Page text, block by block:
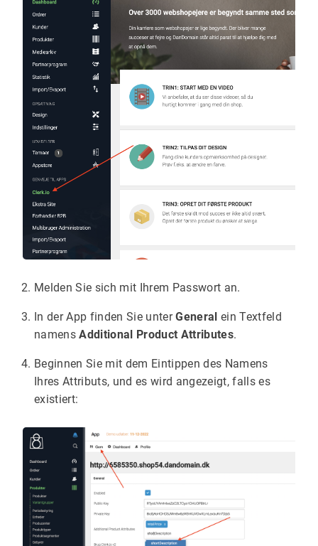
Melden Sie sich mit Ihrem Passwort an.
In der App finden Sie unterGeneral ein Textfeld
namensAdditional Product Attributes.
Beginnen Sie mit dem Eintippen des Namens
Ihres Attributs, und es wird angezeigt, falls es
existiert: